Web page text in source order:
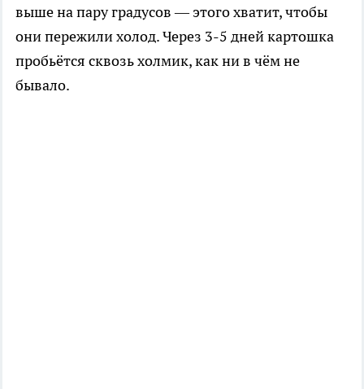
выше на пару градусов — этого хватит, чтобы
они пережили холод. Через 3-5 дней картошка
пробьётся сквозь холмик, как ни в чём не
бывало.